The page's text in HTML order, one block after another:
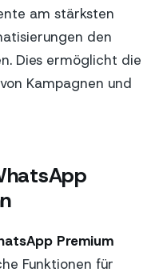
am stärksten
den
Dies ermöglicht die
Kampagnen und
Premium
Funktionen für